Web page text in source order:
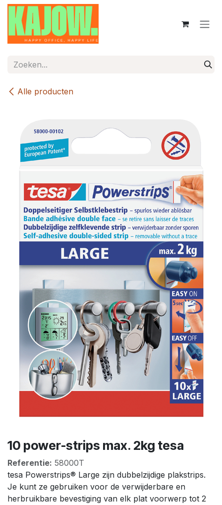
Overslaan naar inhoud
Alle producten
10 power-strips max. 2kg tesa
Referentie: 58000T
tesa Powerstrips® Large zijn dubbelzijdige plakstrips.
Je kunt ze gebruiken voor de verwijderbare en
herbruikbare bevestiging van elk plat voorwerp tot 2